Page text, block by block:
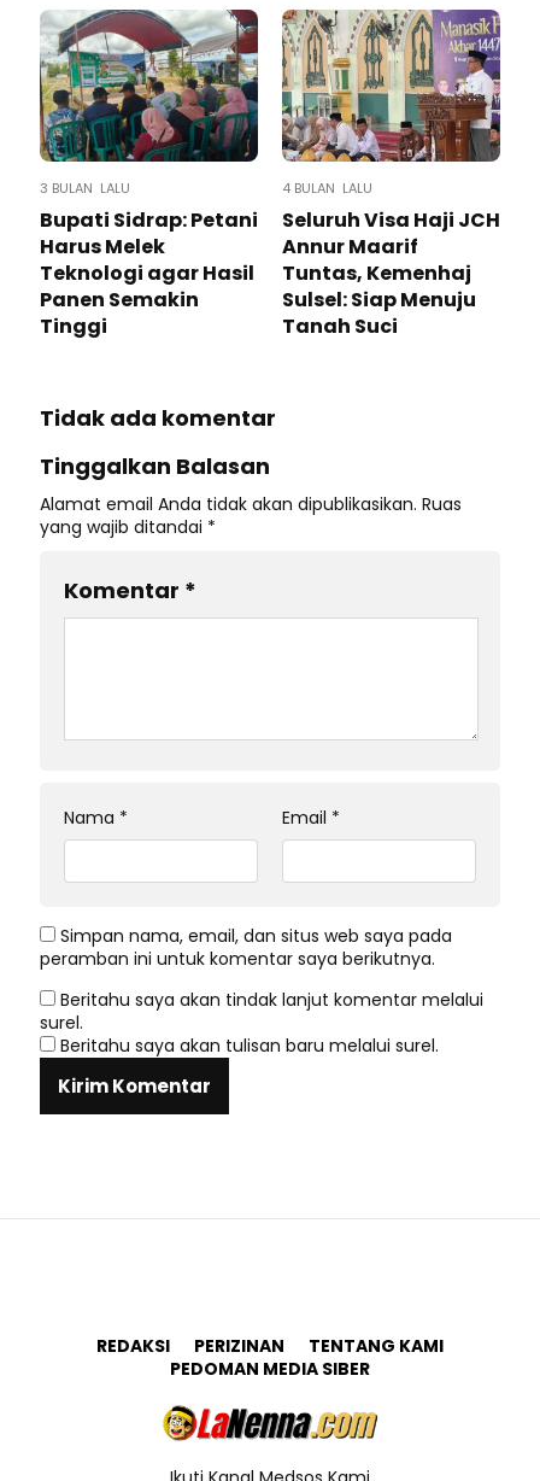
3 BULAN LALU
Bupati Sidrap: Petani
Harus Melek
Teknologi agar Hasil
Panen Semakin
Tinggi
4 BULAN LALU
Seluruh Visa Haji JCH
Annur Maarif
Tuntas, Kemenhaj
Sulsel: Siap Menuju
Tanah Suci
Tidak ada komentar
Tinggalkan Balasan
Alamat email Anda tidak akan dipublikasikan. Ruas
yang wajib ditandai *
Komentar *
Nama * Email *
Simpan nama, email, dan situs web saya pada
peramban ini untuk komentar saya berikutnya.
Beritahu saya akan tindak lanjut komentar melalui
surel.
Beritahu saya akan tulisan baru melalui surel.
REDAKSI PERIZINAN
TENTANG KAMI
PEDOMAN MEDIA SIBER